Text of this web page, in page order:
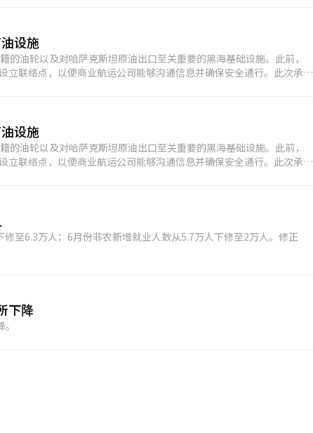
设施
油轮以及对哈萨克斯坦原油出口至关重要的黑海基础设施。此前，
立联络点，以便商业航运公司能够沟通信息并确保安全通行。此次承诺
设施
油轮以及对哈萨克斯坦原油出口至关重要的黑海基础设施。此前，
立联络点，以便商业航运公司能够沟通信息并确保安全通行。此次承诺
至6.3万人；6月份非农新增就业人数从5.7万人下修至2万人。修正
下降